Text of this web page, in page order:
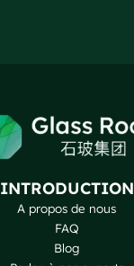
INTRODUCTION
A propos de nous
FAQ
Blog